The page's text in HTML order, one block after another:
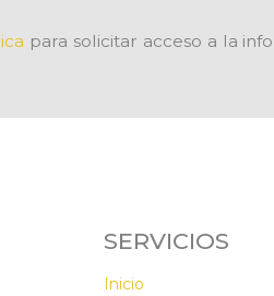
para solicitar acceso a la
SERVICIOS
Inicio